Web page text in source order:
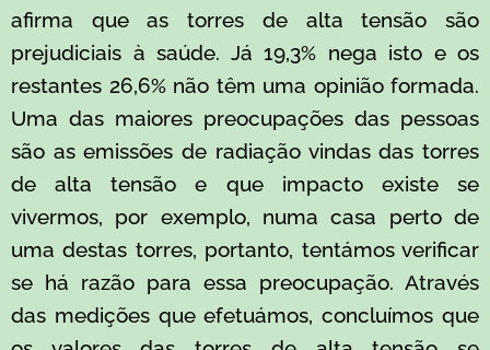
afirma que as torres de alta tensão são
prejudiciais à saúde. Já 19,3% nega isto e os
restantes 26,6% não têm uma opinião formada.
Uma das maiores preocupações das pessoas
são as emissões de radiação vindas das torres
de alta tensão e que impacto existe se
vivermos, por exemplo, numa casa perto de
uma destas torres, portanto, tentámos verificar
se há razão para essa preocupação. Através
das medições que efetuámos, concluímos que